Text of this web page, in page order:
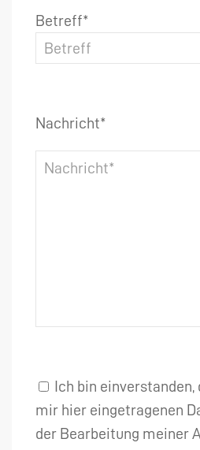
Betreff*
Nachricht*
Ich bin
mir hier eingetragenen
der Bearbeitung meiner